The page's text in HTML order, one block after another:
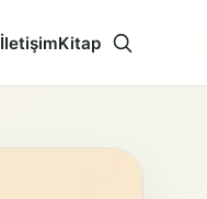
İletişimKitap Aramayı aç